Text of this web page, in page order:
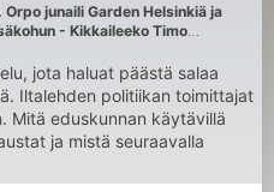
junaili Garden Helsinkiä ja
- Kikkaileeko Timo
jota haluat päästä salaa
Iltalehden politiikan toimittajat
Mitä eduskunnan käytävillä
ja mistä seuraavalla